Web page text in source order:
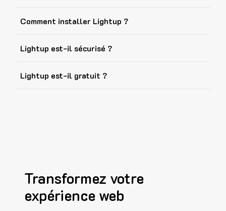
Comment installer Lightup ?
Lightup est-il sécurisé ?
Lightup est-il gratuit ?
Transformez votre
expérience web